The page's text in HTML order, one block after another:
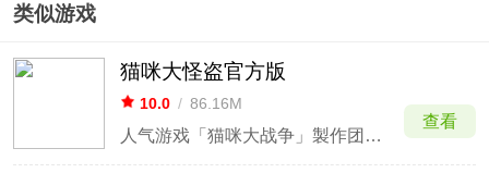
类似游戏
猫咪大怪盗官方版
10.0 / 86.16M
人气游戏「猫咪大战争」製作团队续作！
查看